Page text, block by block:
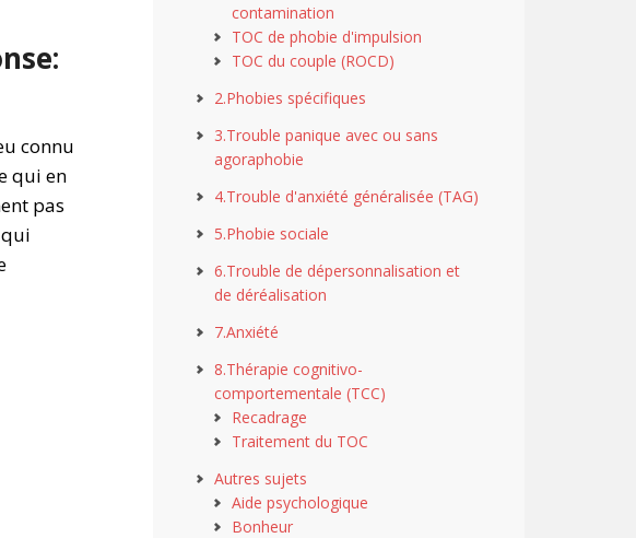
connu
qui en
pas
contamination
TOC de phobie d'impulsion
TOC du couple (ROCD)
2.Phobies spécifiques
3.Trouble panique avec ou sans
agoraphobie
4.Trouble d'anxiété généralisée (TAG)
5.Phobie sociale
6.Trouble de dépersonnalisation et
de déréalisation
7.Anxiété
8.Thérapie cognitivo-
comportementale (TCC)
Recadrage
Traitement du TOC
Autres sujets
Aide psychologique
Bonheur